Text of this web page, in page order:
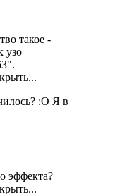
такое -
узо
:О Я в
эффекта?